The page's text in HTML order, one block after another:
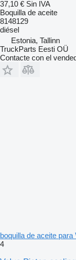
37,10 € Sin IVA
Boquilla de aceite
8148129
diésel
Estonia, Tallinn
TruckParts Eesti OÜ
Contacte con el
boquilla de aceite
4